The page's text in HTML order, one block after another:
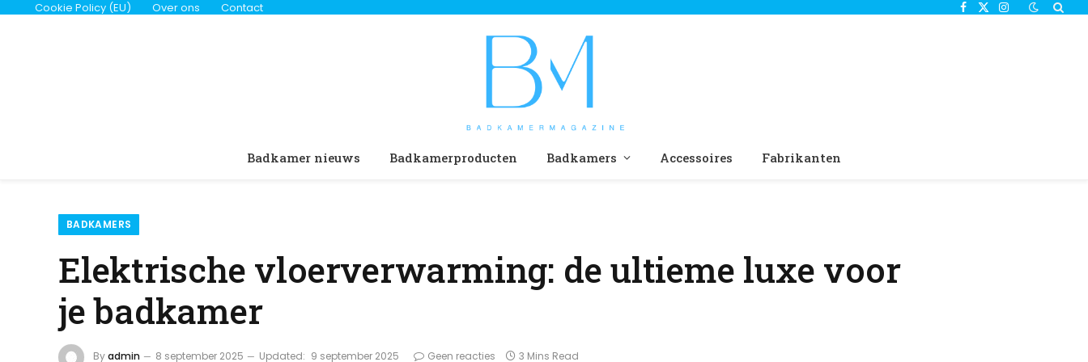
Cookie Policy (EU) Over ons Contact Facebook
X
Instagram
Badkamer nieuws Badkamerproducten Badkamers Accessoires Fabrikanten
BADKAMERS
Elektrische vloerverwarming: de ultieme luxe voor
je badkamer
Byadmin 8 september 2025 Updated: 9 september 2025 Geen reacties 3 Mins Read